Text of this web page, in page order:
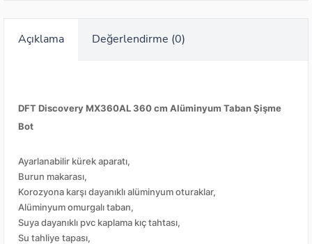
Açıklama Değerlendirme (0)
DFT Discovery MX360AL 360 cm Alüminyum Taban Şişme
Bot
Ayarlanabilir kürek aparatı,
Burun makarası,
Korozyona karşı dayanıklı alüminyum oturaklar,
Alüminyum omurgalı taban,
Suya dayanıklı pvc kaplama kıç tahtası,
Su tahliye tapası,